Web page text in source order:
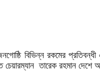
বিভিন্ন রকমের
চেয়ারম্যান তারেক রহমান দেশে